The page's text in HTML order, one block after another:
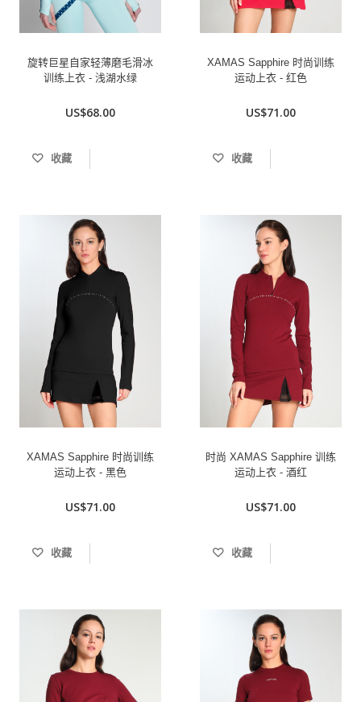
旋转巨星自家轻薄磨毛滑冰
训练上衣 - 浅湖水绿
US$68.00
收藏
XAMAS Sapphire 时尚训练
运动上衣 - 红色
US$71.00
收藏
XAMAS Sapphire 时尚训练
运动上衣 - 黑色
US$71.00
收藏
时尚 XAMAS Sapphire 训练
运动上衣 - 酒红
US$71.00
收藏